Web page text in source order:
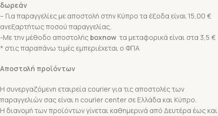
δωρεάν
– Για παραγγελίες με αποστολή στην Κύπρο τα έξοδα είναι 15,00 €
ανεξαρτήτως ποσού παραγγελίας.
-Με την μέθοδο αποστολής boxnow τα μεταφορικά είναι στα 3,5 €
* στις παραπάνω τιμές εμπεριέχεται ο ΦΠΑ
Αποστολή προϊόντων
Η συνεργαζόμενη εταιρεία courier για τις αποστολές των
παραγγελιών σας είναι η courier center σε Ελλάδα και Κύπρο.
Η διανομή των προϊόντων γίνεται καθημερινά από Δευτέρα έως και